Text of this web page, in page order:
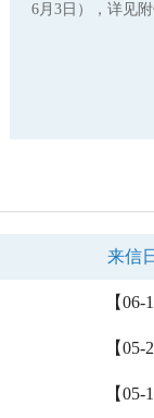
6月3日），详见
来信
【06-
【05-
【05-